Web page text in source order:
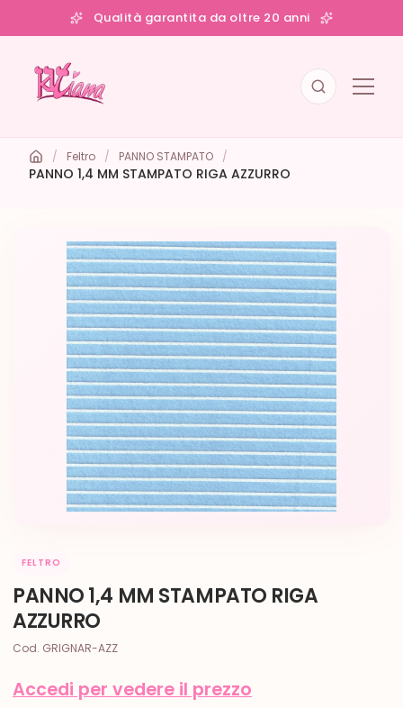
Qualità garantita da oltre 20 anni
/ Feltro / PANNO STAMPATO /
PANNO 1,4 MM STAMPATO RIGA AZZURRO
FELTRO
PANNO 1,4 MM STAMPATO RIGA
AZZURRO
Cod. GRIGNAR-AZZ
Accedi per vedere il prezzo